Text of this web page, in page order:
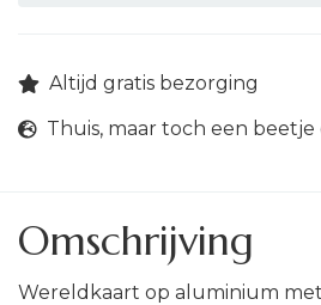
Altijd gratis bezorging
Thuis, maar toch een beetje
Omschrijving
Wereldkaart op aluminium